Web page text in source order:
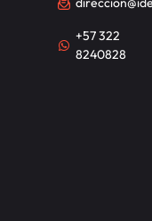
+57 322
8240828